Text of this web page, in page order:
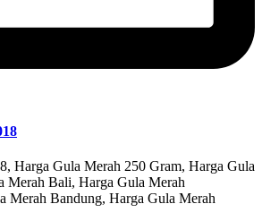
Harga Gula Merah 250 Gram, Harga Gula
Merah Bali, Harga Gula Merah
Merah Bandung, Harga Gula Merah